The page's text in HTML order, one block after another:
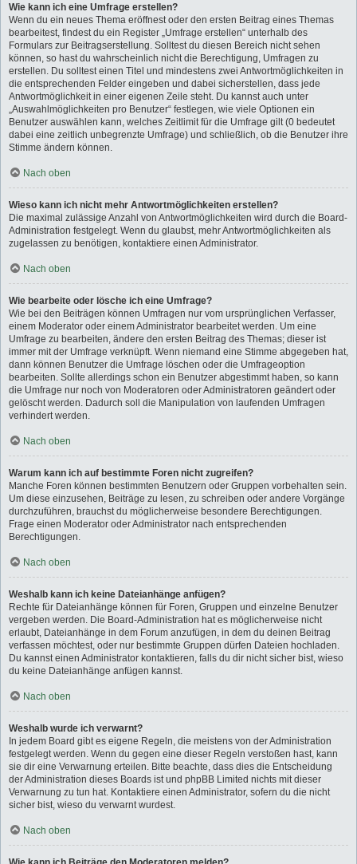
Wie kann ich eine Umfrage erstellen?
Wenn du ein neues Thema eröffnest oder den ersten Beitrag eines Themas
bearbeitest, findest du ein Register „Umfrage erstellen“ unterhalb des
Formulars zur Beitragserstellung. Solltest du diesen Bereich nicht sehen
können, so hast du wahrscheinlich nicht die Berechtigung, Umfragen zu
erstellen. Du solltest einen Titel und mindestens zwei Antwortmöglichkeiten in
die entsprechenden Felder eingeben und dabei sicherstellen, dass jede
Antwortmöglichkeit in einer eigenen Zeile steht. Du kannst auch unter
„Auswahlmöglichkeiten pro Benutzer“ festlegen, wie viele Optionen ein
Benutzer auswählen kann, welches Zeitlimit für die Umfrage gilt (0 bedeutet
dabei eine zeitlich unbegrenzte Umfrage) und schließlich, ob die Benutzer ihre
Stimme ändern können.
Nach oben
Wieso kann ich nicht mehr Antwortmöglichkeiten erstellen?
Die maximal zulässige Anzahl von Antwortmöglichkeiten wird durch die Board-
Administration festgelegt. Wenn du glaubst, mehr Antwortmöglichkeiten als
zugelassen zu benötigen, kontaktiere einen Administrator.
Nach oben
Wie bearbeite oder lösche ich eine Umfrage?
Wie bei den Beiträgen können Umfragen nur vom ursprünglichen Verfasser,
einem Moderator oder einem Administrator bearbeitet werden. Um eine
Umfrage zu bearbeiten, ändere den ersten Beitrag des Themas; dieser ist
immer mit der Umfrage verknüpft. Wenn niemand eine Stimme abgegeben hat,
dann können Benutzer die Umfrage löschen oder die Umfrageoption
bearbeiten. Sollte allerdings schon ein Benutzer abgestimmt haben, so kann
die Umfrage nur noch von Moderatoren oder Administratoren geändert oder
gelöscht werden. Dadurch soll die Manipulation von laufenden Umfragen
verhindert werden.
Nach oben
Warum kann ich auf bestimmte Foren nicht zugreifen?
Manche Foren können bestimmten Benutzern oder Gruppen vorbehalten sein.
Um diese einzusehen, Beiträge zu lesen, zu schreiben oder andere Vorgänge
durchzuführen, brauchst du möglicherweise besondere Berechtigungen.
Frage einen Moderator oder Administrator nach entsprechenden
Berechtigungen.
Nach oben
Weshalb kann ich keine Dateianhänge anfügen?
Rechte für Dateianhänge können für Foren, Gruppen und einzelne Benutzer
vergeben werden. Die Board-Administration hat es möglicherweise nicht
erlaubt, Dateianhänge in dem Forum anzufügen, in dem du deinen Beitrag
verfassen möchtest, oder nur bestimmte Gruppen dürfen Dateien hochladen.
Du kannst einen Administrator kontaktieren, falls du dir nicht sicher bist, wieso
du keine Dateianhänge anfügen kannst.
Nach oben
Weshalb wurde ich verwarnt?
In jedem Board gibt es eigene Regeln, die meistens von der Administration
festgelegt werden. Wenn du gegen eine dieser Regeln verstoßen hast, kann
sie dir eine Verwarnung erteilen. Bitte beachte, dass dies die Entscheidung
der Administration dieses Boards ist und phpBB Limited nichts mit dieser
Verwarnung zu tun hat. Kontaktiere einen Administrator, sofern du die nicht
sicher bist, wieso du verwarnt wurdest.
Nach oben